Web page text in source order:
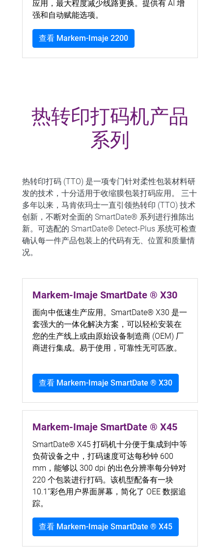
应用，最大程度减少线路更换。提供有 AI 增
强和自动赋能选项。
查看 Markem-Imaje 2200
热转印打码机产品
系列
热转印打码 (TTO) 是一项专门针对柔性包装材料研
发的技术，十分适用于收缩膜包装打码应用。
三十
多年以来，马肯依玛士一直引领热转印 (TTO) 技术
创新，不断对全面的 SmartDate® 系列进行推陈出
新。可选配的 SmartDate® Detect-Plus 系统可检查
确认每一件产品包装上的代码有无、位置和质量情
况。
Markem-Imaje SmartDate ® X30
面向中低速生产应用。SmartDate® X30 是一
套强大的一体化解决方案，可以轻松安装在
您的生产线上或由原始设备制造商 (OEM) 厂
商进行集成。易于使用，可靠性无可匹敌。
查看 Markem-Imaje SmartDate ® X30
Markem-Imaje SmartDate ® X45
SmartDate® X45 打码机十分便于集成到中等
负荷设备之中，打码速度可达每秒钟 600
mm，能够以 300 dpi 的出色分辨率每分钟对
220 个包装进行打码。该机型配备有一块
10.1”彩色用户界面屏幕，简化了 OEE 数据追
踪。
查看 Markem-Imaje SmartDate ® X45